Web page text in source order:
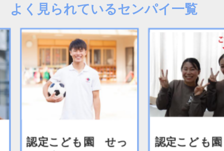
よく見られているセンパイ一覧
こども園 せっ
認定こども園 甲南幼